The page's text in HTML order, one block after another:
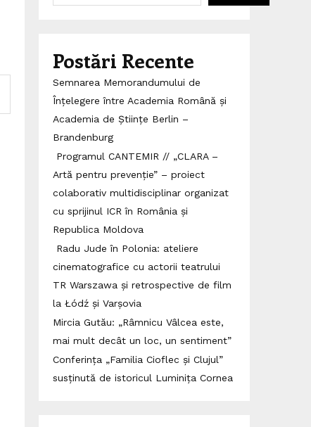
Postări Recente
Semnarea Memorandumului de
Înțelegere între Academia Română și
Academia de Științe Berlin –
Brandenburg
Programul CANTEMIR // „CLARA –
Artă pentru prevenție” – proiect
colaborativ multidisciplinar organizat
cu sprijinul ICR în România și
Republica Moldova
Radu Jude în Polonia: ateliere
cinematografice cu actorii teatrului
TR Warszawa și retrospective de film
la Łódź și Varșovia
Mircia Gutău: „Râmnicu Vâlcea este,
mai mult decât un loc, un sentiment”
Conferința „Familia Cioflec și Clujul”
susținută de istoricul Luminița Cornea